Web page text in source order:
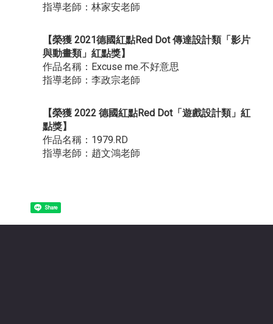
指導老師：林家安老師
【榮獲 2021德國紅點Red Dot 傳達設計類「影片
與動畫類」紅點獎】
作品名稱：Excuse me.不好意思
指導老師：李政宗老師
【榮獲 2022 德國紅點Red Dot「遊戲設計類」紅
點獎】
作品名稱：1979.RD
指導老師：趙文鴻老師
Share